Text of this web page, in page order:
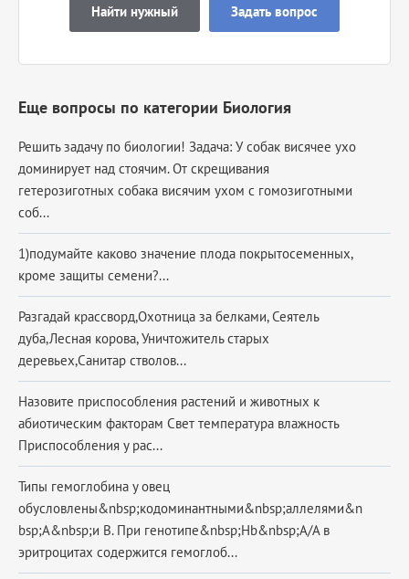
Найти нужный Задать вопрос
Еще вопросы по категории Биология
Решить задачу по биологии! Задача: У собак висячее ухо
доминирует над стоячим. От скрещивания
гетерозиготных собака висячим ухом с гомозиготными
соб...
1)подумайте каково значение плода покрытосеменных,
кроме защиты семени?...
Разгадай крассворд,Охотница за белками, Сеятель
дуба,Лесная корова, Уничтожитель старых
деревьех,Санитар стволов...
Назовите приспособления растений и животных к
абиотическим факторам Свет температура влажность
Приспособления у рас...
Типы гемоглобина у овец
обусловлены&nbsp;кодоминантными&nbsp;аллелями&n
bsp;А&nbsp;и В. При генотипе&nbsp;Hb&nbsp;A/A в
эритроцитах содержится гемоглоб...